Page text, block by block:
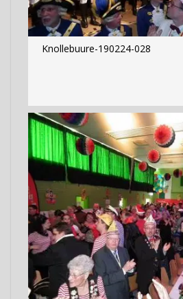
Knollebuure-190224-028